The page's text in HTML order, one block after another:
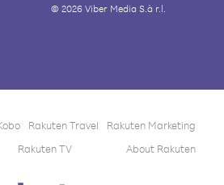
© 2026Viber Media S.à r.l.
Rakuten Travel
Rakuten Marketing
Rakuten TV About Rakuten